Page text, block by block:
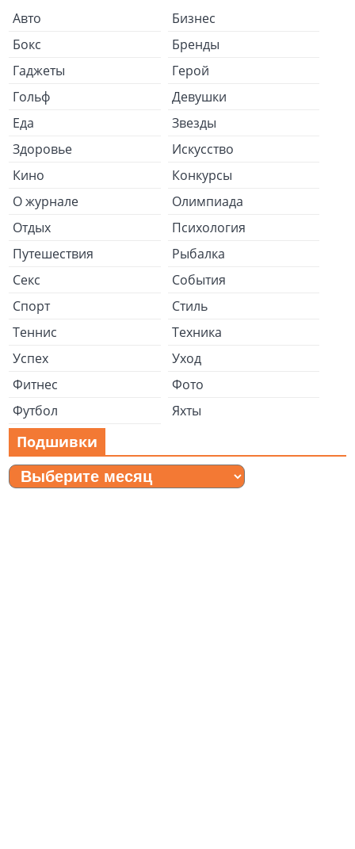
Авто
Бизнес
Бокс
Бренды
Гаджеты
Герой
Гольф
Девушки
Еда
Звезды
Здоровье
Искусство
Кино
Конкурсы
О журнале
Олимпиада
Отдых
Психология
Путешествия
Рыбалка
Секс
События
Спорт
Стиль
Теннис
Техника
Успех
Уход
Фитнес
Фото
Футбол
Яхты
Подшивки
Подшивки